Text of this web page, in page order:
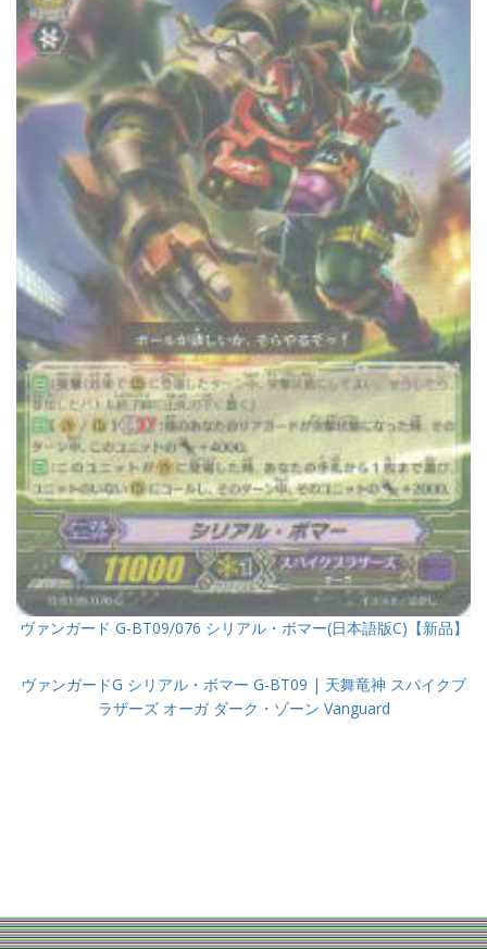
ヴァンガード G-BT09/076 シリアル・ボマー(日本語版C)【新品】
ヴァンガードG シリアル・ボマー G-BT09 | 天舞竜神 スパイクブ
ラザーズ オーガ ダーク・ゾーン Vanguard